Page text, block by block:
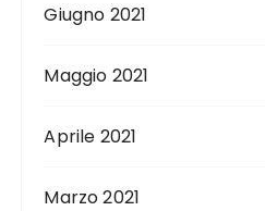
Giugno 2021
Maggio 2021
Aprile 2021
Marzo 2021